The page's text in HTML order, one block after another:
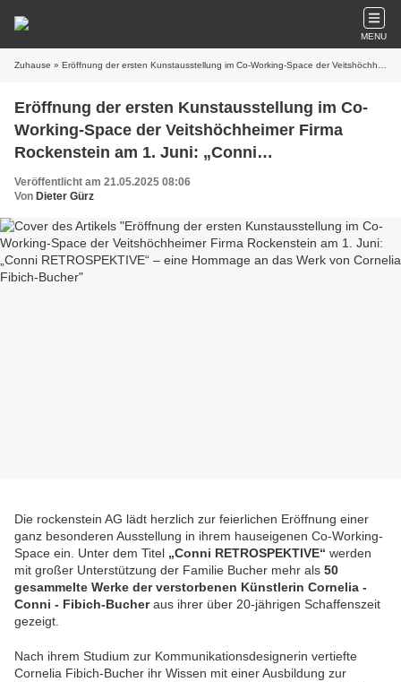
MENU
Zuhause » Eröffnung der ersten Kunstausstellung im Co-Working-Space der Veitshöchheimer Firma Rockenstein am 1. Juni: „Conni RETROSPEKTIVE“ – eine Hommage an das Werk von Cornelia Fibich-Bucher
Eröffnung der ersten Kunstausstellung im Co-
Working-Space der Veitshöchheimer Firma
Rockenstein am 1. Juni: „Conni
RETROSPEKTIVE“ – eine Hommage an das
Werk von Cornelia Fibich-Bucher
Veröffentlicht am 21.05.2025 08:06
Von Dieter Gürz
Die rockenstein AG lädt herzlich zur feierlichen Eröffnung einer
ganz besonderen Ausstellung in ihrem hauseigenen Co-Working-
Space ein. Unter dem Titel „Conni RETROSPEKTIVE“ werden
mit großer Unterstützung der Familie Bucher mehr als 50
gesammelte Werke der verstorbenen Künstlerin Cornelia -
Conni - Fibich-Bucheraus ihrer über 20-jährigen Schaffenszeit
gezeigt.
Nach ihrem Studium zur Kommunikationsdesignerin vertiefte
Cornelia Fibich-Bucher ihr Wissen mit einer Ausbildung zur